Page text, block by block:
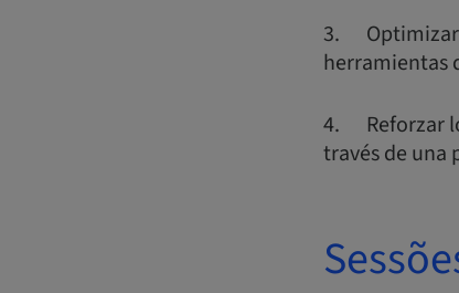
3. Optimizar
herramientas
4. Reforzar
través de una